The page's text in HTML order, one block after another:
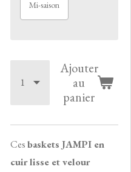
Mi-saison
Ajouter
au
panier
Cesbaskets JAMPI en
cuir lisse et velour